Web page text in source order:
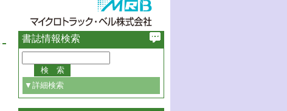
書誌情報検索
▼詳細検索